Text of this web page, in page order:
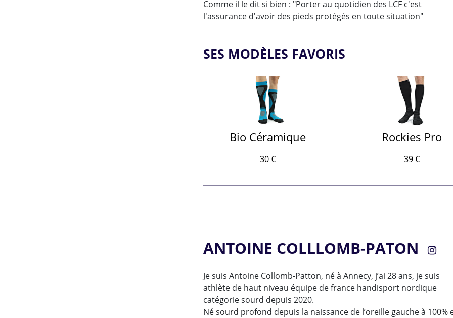
Comme il le dit si bien : "Porter au quotidien des LCF c'est
l'assurance d'avoir des pieds protégés en toute situation"
SES MODÈLES FAVORIS
Bio Céramique
30 €
Rockies Pro
39 €
ANTOINE COLLLOMB-PATON
Je suis Antoine Collomb-Patton, né à Annecy, j’ai 28 ans, je suis
athlète de haut niveau équipe de france handisport nordique
catégorie sourd depuis 2020.
Né sourd profond depuis la naissance de l’oreille gauche à 100%